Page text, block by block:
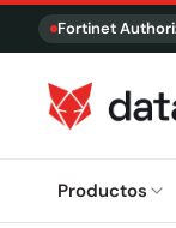
Fortinet
Productos